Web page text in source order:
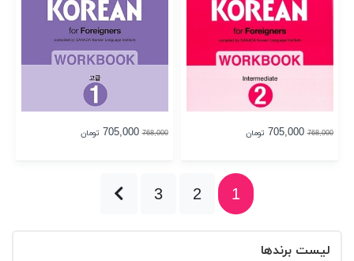
768,000
705,000 تومان 768,000
705,000 تومان
1
2
3
لیست برندها